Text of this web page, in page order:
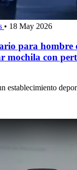
• 18 May 2026
para hombre
mochila con
establecimiento